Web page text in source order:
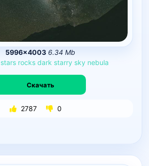
5996×4003 6.34 Mb
stars rocks dark starry sky nebula
Скачать
2787 0